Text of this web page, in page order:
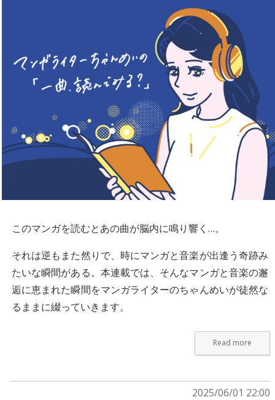
このマンガを読むとあの曲が脳内に鳴り響く…。
それは逆もまた然りで、時にマンガと音楽が出逢う奇跡み
たいな瞬間がある。本連載では、そんなマンガと音楽の邂
逅に恵まれた瞬間をマンガライターのちゃんめいが徒然な
るままに綴っていきます。
Read more
2025/06/01 22:00